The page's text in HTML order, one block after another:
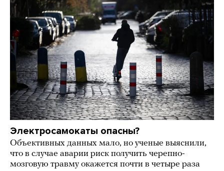
Электросамокаты опасны?
Объективных данных мало, но ученые выяснили,
что в случае аварии риск получить черепно-
мозговую травму окажется почти в четыре раза